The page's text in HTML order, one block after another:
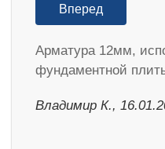
Вперед
Арматура 12мм,
фундаментной
Владимир К.,